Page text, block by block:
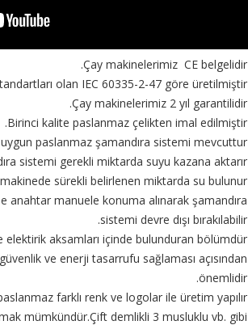
Çay makinelerimiz CE belgelidir.
olan IEC 60335-2-47 göre üretilmiştir.
Çay makinelerimiz 2 yıl garantilidir.
Birinci kalite paslanmaz çelikten imal edilmiştir.
paslanmaz şamandıra sistemi mevcuttur.
sistemi gerekli miktarda suyu kazana aktarır.
sürekli belirlenen miktarda su bulunur.
manuele konuma alınarak şamandıra
sistemi devre dışı bırakılabilir.
aksamları içinde bulunduran bölümdür.
ve enerji tasarrufu sağlaması açısından
önemlidir.
farklı renk ve logolar ile üretim yapılır.
mümkündür.Çift demlikli 3 musluklu vb. gibi